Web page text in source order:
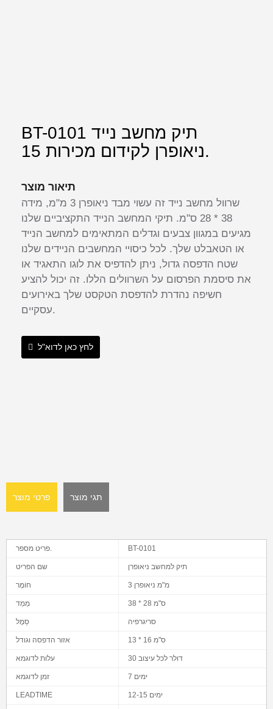
BT-0101 תיק מחשב נייד
ניאופרן לקידום מכירות 15.
תיאור מוצר
שרוול מחשב נייד זה עשוי מבד ניאופרן 3 מ"מ, מידה
38 * 28 ס"מ. תיקי המחשב הנייד התקציביים שלנו
מגיעים במגוון צבעים וגדלים המתאימים למחשב הנייד
או הטאבלט שלך. לכל כיסויי המחשבים הניידים שלנו
שטח הדפסה גדול, ניתן להדפיס את לוגו התאגיד או
את סיסמת הפרסום על השרוולים הללו. זה יכול להציע
חשיפה נהדרת להדפסת הטקסט שלך באירועים
עסקיים.
לחץ כאן לדוא"ל
פרטי מוצר תגי מוצר
פריט מספר. BT-0101
שם הפריט תיק למחשב ניאופרן
חוֹמֶר 3 מ"מ ניאופרן
מֵמַד 38 * 28 ס"מ
סֵמֶל סריגרפיה
אזור הדפסה וגודל 13 * 16 ס"מ
עלות לדוגמא 30 דולר לכל עיצוב
זמן לדוגמא 7 ימים
LEADTIME 12-15 ימים